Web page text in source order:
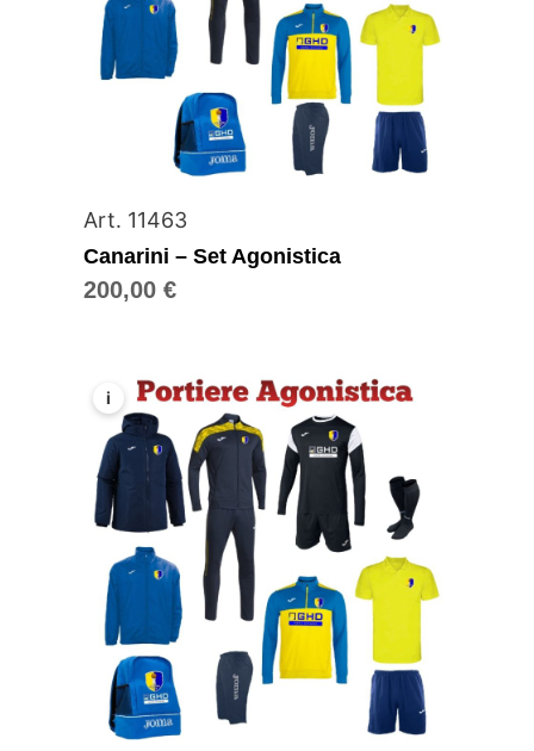
Art. 11463
Canarini – Set Agonistica
200,00€
i